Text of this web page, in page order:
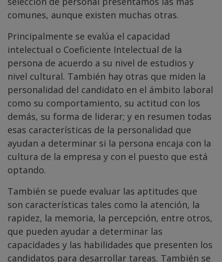
comunes, aunque existen muchas otras.
Principalmente se evalúa el capacidad
intelectual o Coeficiente Intelectual de la
persona de acuerdo a su nivel de estudios y
nivel cultural. También hay otras que miden la
personalidad del candidato en el ámbito laboral
como su comportamiento, su actitud con los
demás, su forma de liderar; y en resumen todas
esas características de la personalidad que
ayudan a determinar si la persona encaja con la
cultura de la empresa y con el puesto que está
optando.
También se puede evaluar las aptitudes que
son características tales como la atención, la
rapidez, la memoria, la percepción, entre otros,
que pueden ayudar a determinar las
capacidades y las habilidades que presenten los
candidatos para desarrollar tareas. También se